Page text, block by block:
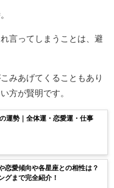
言ってしまうことは、避
みあげてくることもあり
方が賢明です。
運勢｜全体運・恋愛運・仕事
恋愛傾向や各星座との相性は？
グまで完全紹介！